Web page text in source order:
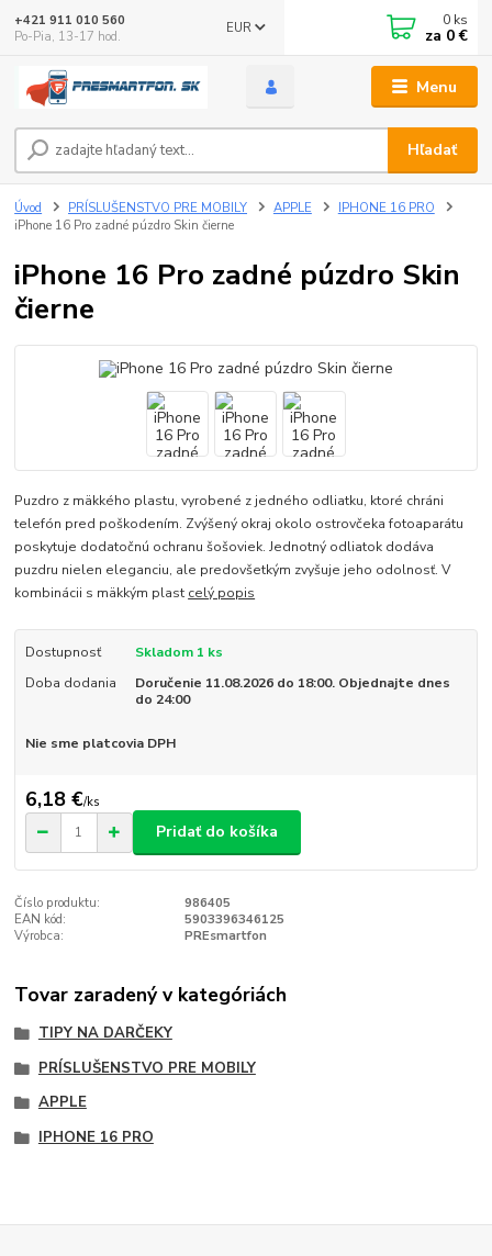
Menu
EUR
Hľadať
+421 911 010 560
Po-Pia, 13-17 hod.
0 ks
za 0 €
Úvod PRÍSLUŠENSTVO PRE MOBILY APPLE
IPHONE 16 PRO
iPhone 16 Pro zadné púzdro Skin čierne
iPhone 16 Pro zadné púzdro Skin
čierne
Puzdro z mäkkého plastu, vyrobené z jedného odliatku, ktoré chráni
telefón pred poškodením. Zvýšený okraj okolo ostrovčeka fotoaparátu
poskytuje dodatočnú ochranu šošoviek. Jednotný odliatok dodáva
puzdru nielen eleganciu, ale predovšetkým zvyšuje jeho odolnosť. V
kombinácii s mäkkým plast celý popis
Dostupnosť
Skladom 1 ks
Doba dodania
Doručenie 11.08.2026 do 18:00. Objednajte dnes
do 24:00
Nie sme platcovia DPH
6,18 €/ks
Pridať do košíka
Číslo produktu:
986405
EAN kód:
5903396346125
Výrobca:
PREsmartfon
Tovar zaradený v kategóriách
TIPY NA DARČEKY
PRÍSLUŠENSTVO PRE MOBILY
APPLE
IPHONE 16 PRO